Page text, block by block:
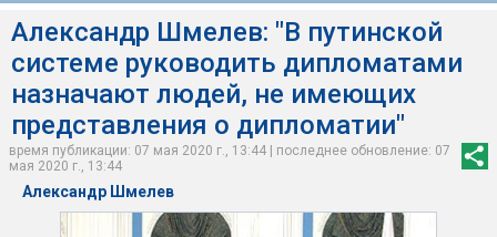
Александр Шмелев: "В путинской
системе руководить дипломатами
назначают людей, не имеющих
представления о дипломатии"
время публикации: 07 мая 2020 г., 13:44 | последнее обновление: 07
мая 2020 г., 13:44
Александр Шмелев